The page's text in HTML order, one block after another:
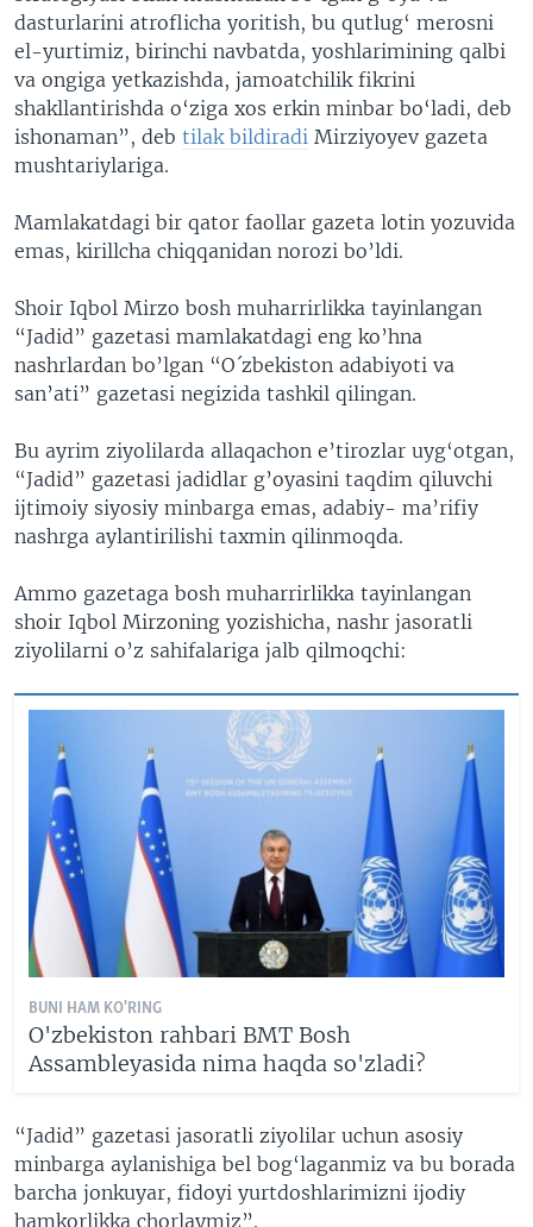
dasturlarini atrof­licha yoritish, bu qutlug‘ merosni
el-yurtimiz, birinchi navbatda, yoshlarimining qalbi
va ongiga yetkazishda, jamoat­chilik fikrini
shakllantirishda o‘ziga xos erkin minbar bo‘ladi, deb
ishonaman”, deb tilak bildiradi Mirziyoyev gazeta
mushtariylariga.
Mamlakatdagi bir qator faollar gazeta lotin yozuvida
emas, kirillcha chiqqanidan norozi bo’ldi.
Shoir Iqbol Mirzo bosh muharrirlikka tayinlangan
“Jadid” gazetasi mamlakatdagi eng ko’hna
nashrlardan bo’lgan “O´zbekiston adabiyoti va
san’ati” gazetasi negizida tashkil qilingan.
Bu ayrim ziyolilarda allaqachon e’tirozlar uyg‘otgan,
“Jadid” gazetasi jadidlar g’oyasini taqdim qiluvchi
ijtimoiy siyosiy minbarga emas, adabiy- ma’rifiy
nashrga aylantirilishi taxmin qilinmoqda.
Ammo gazetaga bosh muharrirlikka tayinlangan
shoir Iqbol Mirzoning yozishicha, nashr jasoratli
ziyolilarni o’z sahifalariga jalb qilmoqchi:
BUNI HAM KO'RING
O'zbekiston rahbari BMT Bosh
Assambleyasida nima haqda so'zladi?
“Jadid” gazetasi jasoratli ziyolilar uchun asosiy
minbarga aylanishiga bel bog‘laganmiz va bu borada
barcha jonkuyar, fidoyi yurtdoshlarimizni ijodiy
hamkorlikka chorlaymiz”.